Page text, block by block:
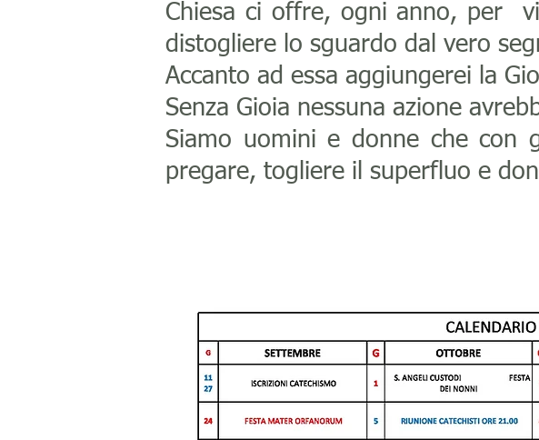
Chiesa ci offre, ogni anno, per
distogliere lo sguardo dal vero
Accanto ad essa aggiungerei la
Senza Gioia nessuna azione
Siamo uomini e donne che con
pregare, togliere il superfluo e